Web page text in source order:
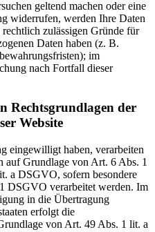
geltend machen oder eine
widerrufen, werden Ihre Daten
zulässigen Gründe für
Daten haben (z. B.
im
nach Fortfall dieser
Rechtsgrundlagen der
Website
eingewilligt haben, verarbeiten
auf Grundlage von Art. 6 Abs. 1
a DSGVO, sofern besondere
DSGVO verarbeitet werden. Im
in die Übertragung
erfolgt die
von Art. 49 Abs. 1 lit. a